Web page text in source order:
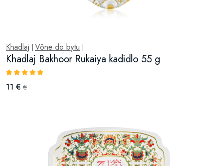
Khadlaj Vône do bytu
Khadlaj Bakhoor Rukaiya kadidlo 55 g
11 € €